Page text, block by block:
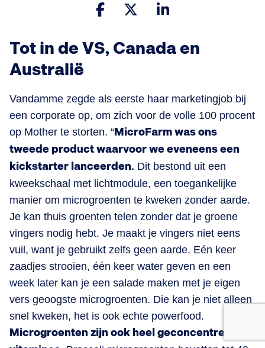
Tot in de VS, Canada en
Australië
Vandamme zegde als eerste haar marketingjob bij
een corporate op, om zich voor de volle 100 procent
op Mother te storten. “MicroFarm was ons
tweede product waarvoor we eveneens een
kickstarter lanceerden. Dit bestond uit een
kweekschaal met lichtmodule, een toegankelijke
manier om microgroenten te kweken zonder aarde.
Je kan thuis groenten telen zonder dat je groene
vingers nodig hebt. Je maakt je vingers niet eens
vuil, want je gebruikt zelfs geen aarde. Eén keer
zaadjes strooien, één keer water geven en een
week later kan je een salade maken met je eigen
vers geoogste microgroenten. Die kan je niet alleen
snel kweken, het is ook echte powerfood.
Microgroenten zijn ook heel geconcentreerd in